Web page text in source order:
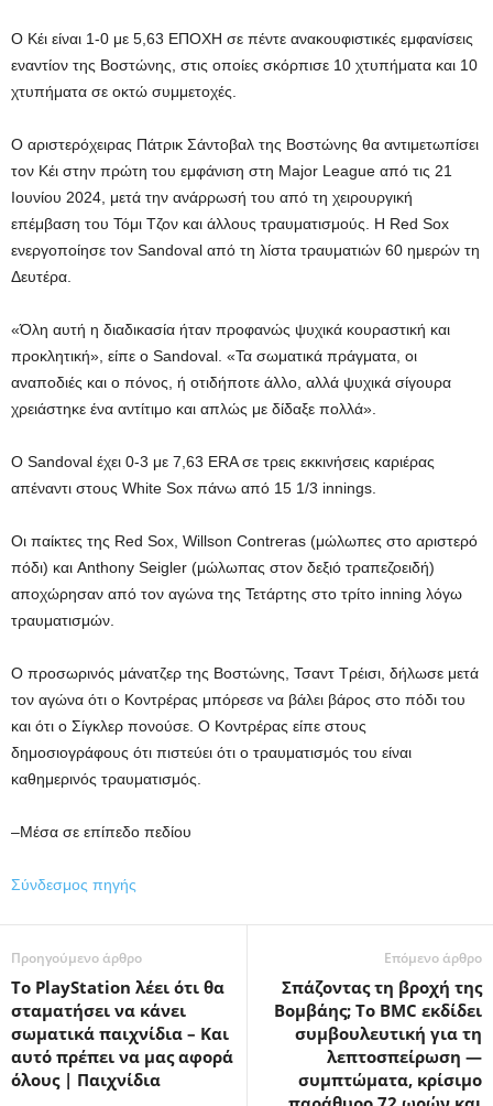
Ο Κέι είναι 1-0 με 5,63 ΕΠΟΧΗ σε πέντε ανακουφιστικές εμφανίσεις
εναντίον της Βοστώνης, στις οποίες σκόρπισε 10 χτυπήματα και 10
χτυπήματα σε οκτώ συμμετοχές.
Ο αριστερόχειρας Πάτρικ Σάντοβαλ της Βοστώνης θα αντιμετωπίσει
τον Κέι στην πρώτη του εμφάνιση στη Major League από τις 21
Ιουνίου 2024, μετά την ανάρρωσή του από τη χειρουργική
επέμβαση του Τόμι Τζον και άλλους τραυματισμούς. Η Red Sox
ενεργοποίησε τον Sandoval από τη λίστα τραυματιών 60 ημερών τη
Δευτέρα.
«Όλη αυτή η διαδικασία ήταν προφανώς ψυχικά κουραστική και
προκλητική», είπε ο Sandoval. «Τα σωματικά πράγματα, οι
αναποδιές και ο πόνος, ή οτιδήποτε άλλο, αλλά ψυχικά σίγουρα
χρειάστηκε ένα αντίτιμο και απλώς με δίδαξε πολλά».
Ο Sandoval έχει 0-3 με 7,63 ERA σε τρεις εκκινήσεις καριέρας
απέναντι στους White Sox πάνω από 15 1/3 innings.
Οι παίκτες της Red Sox, Willson Contreras (μώλωπες στο αριστερό
πόδι) και Anthony Seigler (μώλωπας στον δεξιό τραπεζοειδή)
αποχώρησαν από τον αγώνα της Τετάρτης στο τρίτο inning λόγω
τραυματισμών.
Ο προσωρινός μάνατζερ της Βοστώνης, Τσαντ Τρέισι, δήλωσε μετά
τον αγώνα ότι ο Κοντρέρας μπόρεσε να βάλει βάρος στο πόδι του
και ότι ο Σίγκλερ πονούσε. Ο Κοντρέρας είπε στους
δημοσιογράφους ότι πιστεύει ότι ο τραυματισμός του είναι
καθημερινός τραυματισμός.
–Μέσα σε επίπεδο πεδίου
Σύνδεσμος πηγής
Προηγούμενο άρθρο
Το PlayStation λέει ότι θα
σταματήσει να κάνει
σωματικά παιχνίδια – Και
αυτό πρέπει να μας αφορά
όλους | Παιχνίδια
Επόμενο άρθρο
Σπάζοντας τη βροχή της
Βομβάης; Το BMC εκδίδει
συμβουλευτική για τη
λεπτοσπείρωση —
συμπτώματα, κρίσιμο